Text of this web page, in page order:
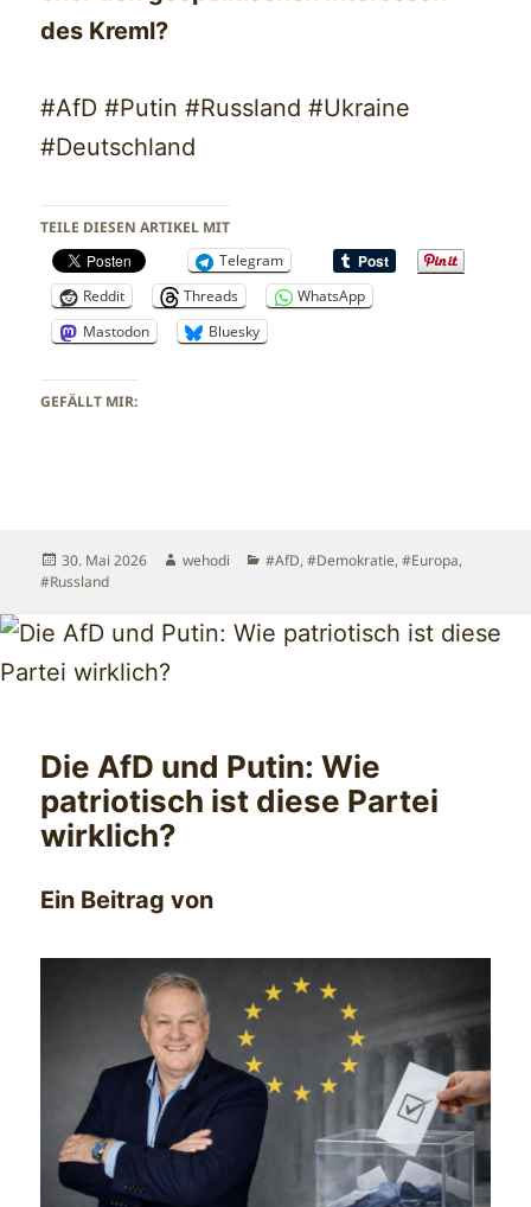
des Kreml?
#AfD #Putin #Russland #Ukraine
#Deutschland
TEILE DIESEN ARTIKEL MIT
Telegram
Reddit
Threads
WhatsApp
Mastodon
Bluesky
GEFÄLLT MIR:
Veröffentlicht
am
30. Mai 2026 Autor
wehodi Kategorien
#AfD,#Demokratie,#Europa,
#Russland
Die AfD und Putin: Wie
patriotisch ist diese Partei
wirklich?
Ein Beitrag von